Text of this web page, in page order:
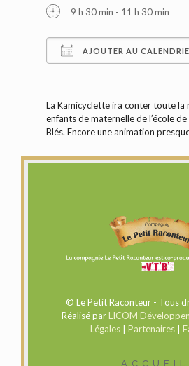
9 h 30 min - 11 h 30 min
AJOUTER AU
La Kamicyclette ira conter toute la
enfants de maternelle de l’école
Blés. Encore une animation
© Le Petit Raconteur - Tous
Réalisé parLICOM
Légales
Partenaires
ACCUEIL